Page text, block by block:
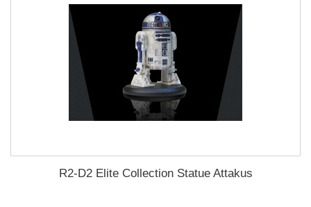
R2-D2 Elite Collection Statue Attakus